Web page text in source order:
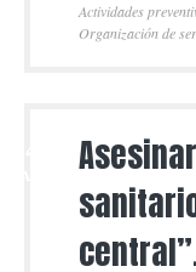
Actividades
Organización de